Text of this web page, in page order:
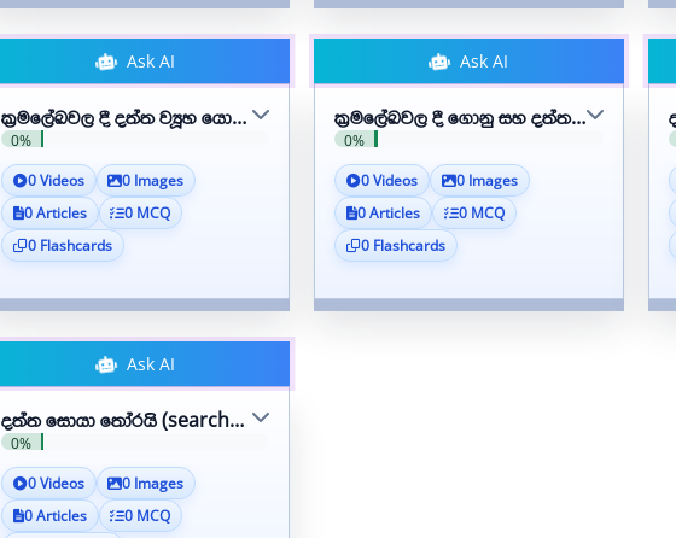
Ask AI
ක්‍රමලේඛවල දී දත්ත ව්‍යූහ යොදා ගනී
0%
0 Videos
0 Images
0 Articles
0 MCQ
0 Flashcards
Ask AI
ක්‍රමලේඛවල දී ගොනු සහ දත්ත සමුදාය
0%
0 Videos
0 Images
0 Articles
0 MCQ
0 Flashcards
Ask AI
දත්ත සොයා තෝරයි (searches and sorts data)
0%
0 Videos
0 Images
0 Articles
0 MCQ